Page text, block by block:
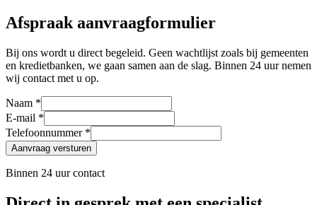
Afspraak aanvraagformulier
Bij ons wordt u direct begeleid. Geen wachtlijst zoals bij gemeenten
en kredietbanken, we gaan samen aan de slag. Binnen 24 uur nemen
wij contact met u op.
Naam *
E-mail *
Telefoonnummer *
Aanvraag versturen
Binnen 24 uur contact